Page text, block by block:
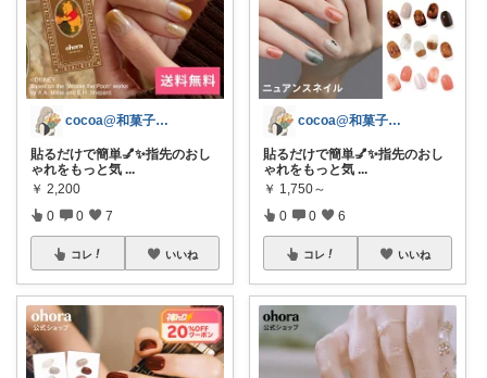
cocoa@和菓子大好き
貼るだけで簡単💅✨指先のおし
ゃれをもっと気 ...
￥ 2,200
0 0 7
コレ いいね
cocoa@和菓子大好き
貼るだけで簡単💅✨指先のおし
ゃれをもっと気 ...
￥ 1,750～
0 0 6
コレ いいね